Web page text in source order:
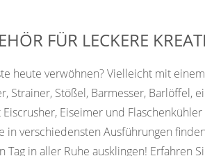
FÜR LECKERE
heute verwöhnen? Vielleicht mit
Strainer, Stößel, Barmesser, Barlöffel,
Eiseimer und
in verschiedensten Ausführungen
in aller Ruhe ausklingen! Erfahren